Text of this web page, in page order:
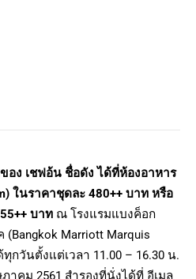
อง เชฟอ้น ชื่อดัง ได้ที่ห้องอาหาร
ในราคาชุดละ 480++ บาท หรือ
บาท ณ โรงแรมแบงค็อก
Marriott Marquis
ทุกวันตั้งแต่เวลา 11.00 – 16.30 น.
าคม 2561 สำรองที่นั่งได้ที่ อีเมล